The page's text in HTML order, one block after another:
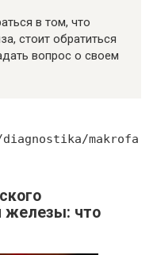
в том, что
стоит обратиться
вопрос о своем
makrofa
железы: что